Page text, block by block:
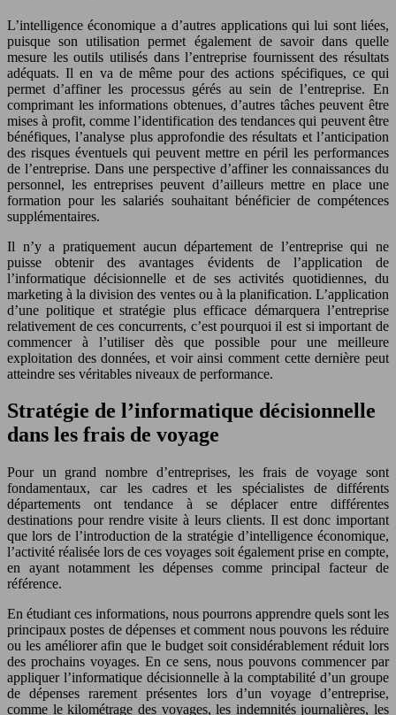
L’intelligence économique a d’autres applications qui lui sont liées,
puisque son utilisation permet également de savoir dans quelle
mesure les outils utilisés dans l’entreprise fournissent des résultats
adéquats. Il en va de même pour des actions spécifiques, ce qui
permet d’affiner les processus gérés au sein de l’entreprise. En
comprimant les informations obtenues, d’autres tâches peuvent être
mises à profit, comme l’identification des tendances qui peuvent être
bénéfiques, l’analyse plus approfondie des résultats et l’anticipation
des risques éventuels qui peuvent mettre en péril les performances
de l’entreprise. Dans une perspective d’affiner les connaissances du
personnel, les entreprises peuvent d’ailleurs mettre en place une
formation pour les salariés souhaitant bénéficier de compétences
supplémentaires.
Il n’y a pratiquement aucun département de l’entreprise qui ne
puisse obtenir des avantages évidents de l’application de
l’informatique décisionnelle et de ses activités quotidiennes, du
marketing à la division des ventes ou à la planification. L’application
d’une politique et stratégie plus efficace démarquera l’entreprise
relativement de ces concurrents, c’est pourquoi il est si important de
commencer à l’utiliser dès que possible pour une meilleure
exploitation des données, et voir ainsi comment cette dernière peut
atteindre ses véritables niveaux de performance.
Stratégie de l’informatique décisionnelle
dans les frais de voyage
Pour un grand nombre d’entreprises, les frais de voyage sont
fondamentaux, car les cadres et les spécialistes de différents
départements ont tendance à se déplacer entre différentes
destinations pour rendre visite à leurs clients. Il est donc important
que lors de l’introduction de la stratégie d’intelligence économique,
l’activité réalisée lors de ces voyages soit également prise en compte,
en ayant notamment les dépenses comme principal facteur de
référence.
En étudiant ces informations, nous pourrons apprendre quels sont les
principaux postes de dépenses et comment nous pouvons les réduire
ou les améliorer afin que le budget soit considérablement réduit lors
des prochains voyages. En ce sens, nous pouvons commencer par
appliquer l’informatique décisionnelle à la comptabilité d’un groupe
de dépenses rarement présentes lors d’un voyage d’entreprise,
comme le kilométrage des voyages, les indemnités journalières, les